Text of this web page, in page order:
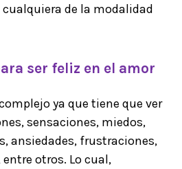
de la modalidad
ser feliz en el amor
ya que tiene que ver
sensaciones, miedos,
ansiedades, frustraciones,
otros. Lo cual,